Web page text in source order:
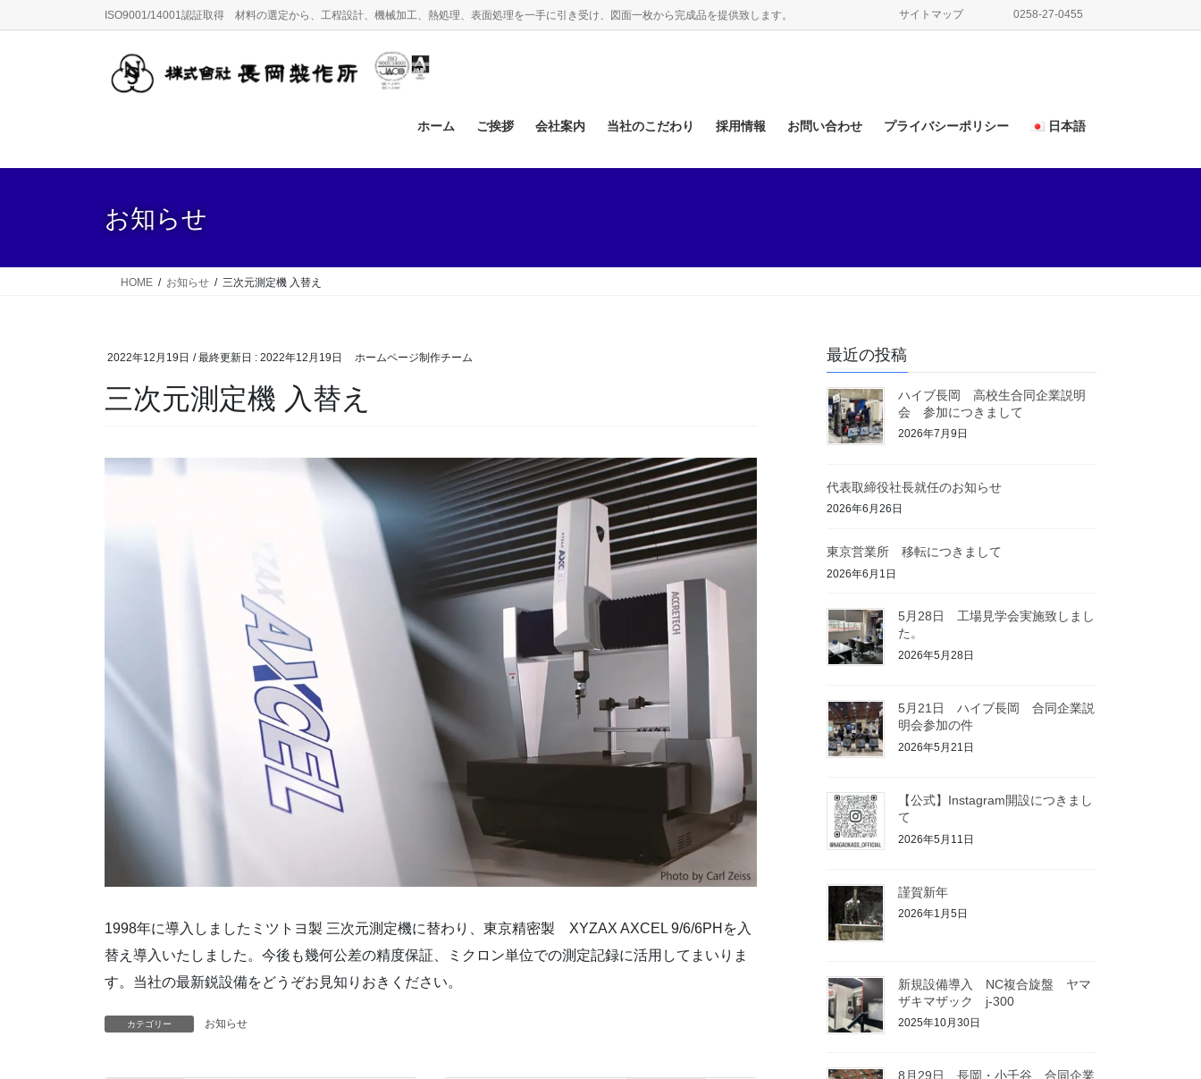
ン
ビ
ISO9001/14001認証取得 材料の選定から、工程設計、機械加工、熱処理、表面処理を一手に引き受け、図面一枚から完成品を提供致します。 サイトマップ 0258-27-0455
ホーム ご挨拶 会社案内 当社のこだわり 採用情報 お問い合わせ プライバシーポリシー 日本語
日本語
お知らせ
HOME お知らせ 三次元測定機 入替え
2022年12月19日 / 最終更新日 : 2022年12月19日 ホームページ制作チーム
三次元測定機 入替え
1998年に導入しましたミツトヨ製 三次元測定機に替わり、東京精密製 XYZAX AXCEL 9/6/6PHを入
替え導入いたしました。今後も幾何公差の精度保証、ミクロン単位での測定記録に活用してまいりま
す。当社の最新鋭設備をどうぞお見知りおきください。
カテゴリー お知らせ
最近の投稿
ハイブ長岡 高校生合同企業説明
会 参加につきまして
2026年7月9日
代表取締役社長就任のお知らせ
2026年6月26日
東京営業所 移転につきまして
2026年6月1日
5月28日 工場見学会実施致しまし
た。
2026年5月28日
5月21日 ハイブ長岡 合同企業説
明会参加の件
2026年5月21日
【公式】Instagram開設につきまし
て
2026年5月11日
謹賀新年
2026年1月5日
新規設備導入 NC複合旋盤 ヤマ
ザキマザック j-300
2025年10月30日
8月29日 長岡・小千谷 合同企業